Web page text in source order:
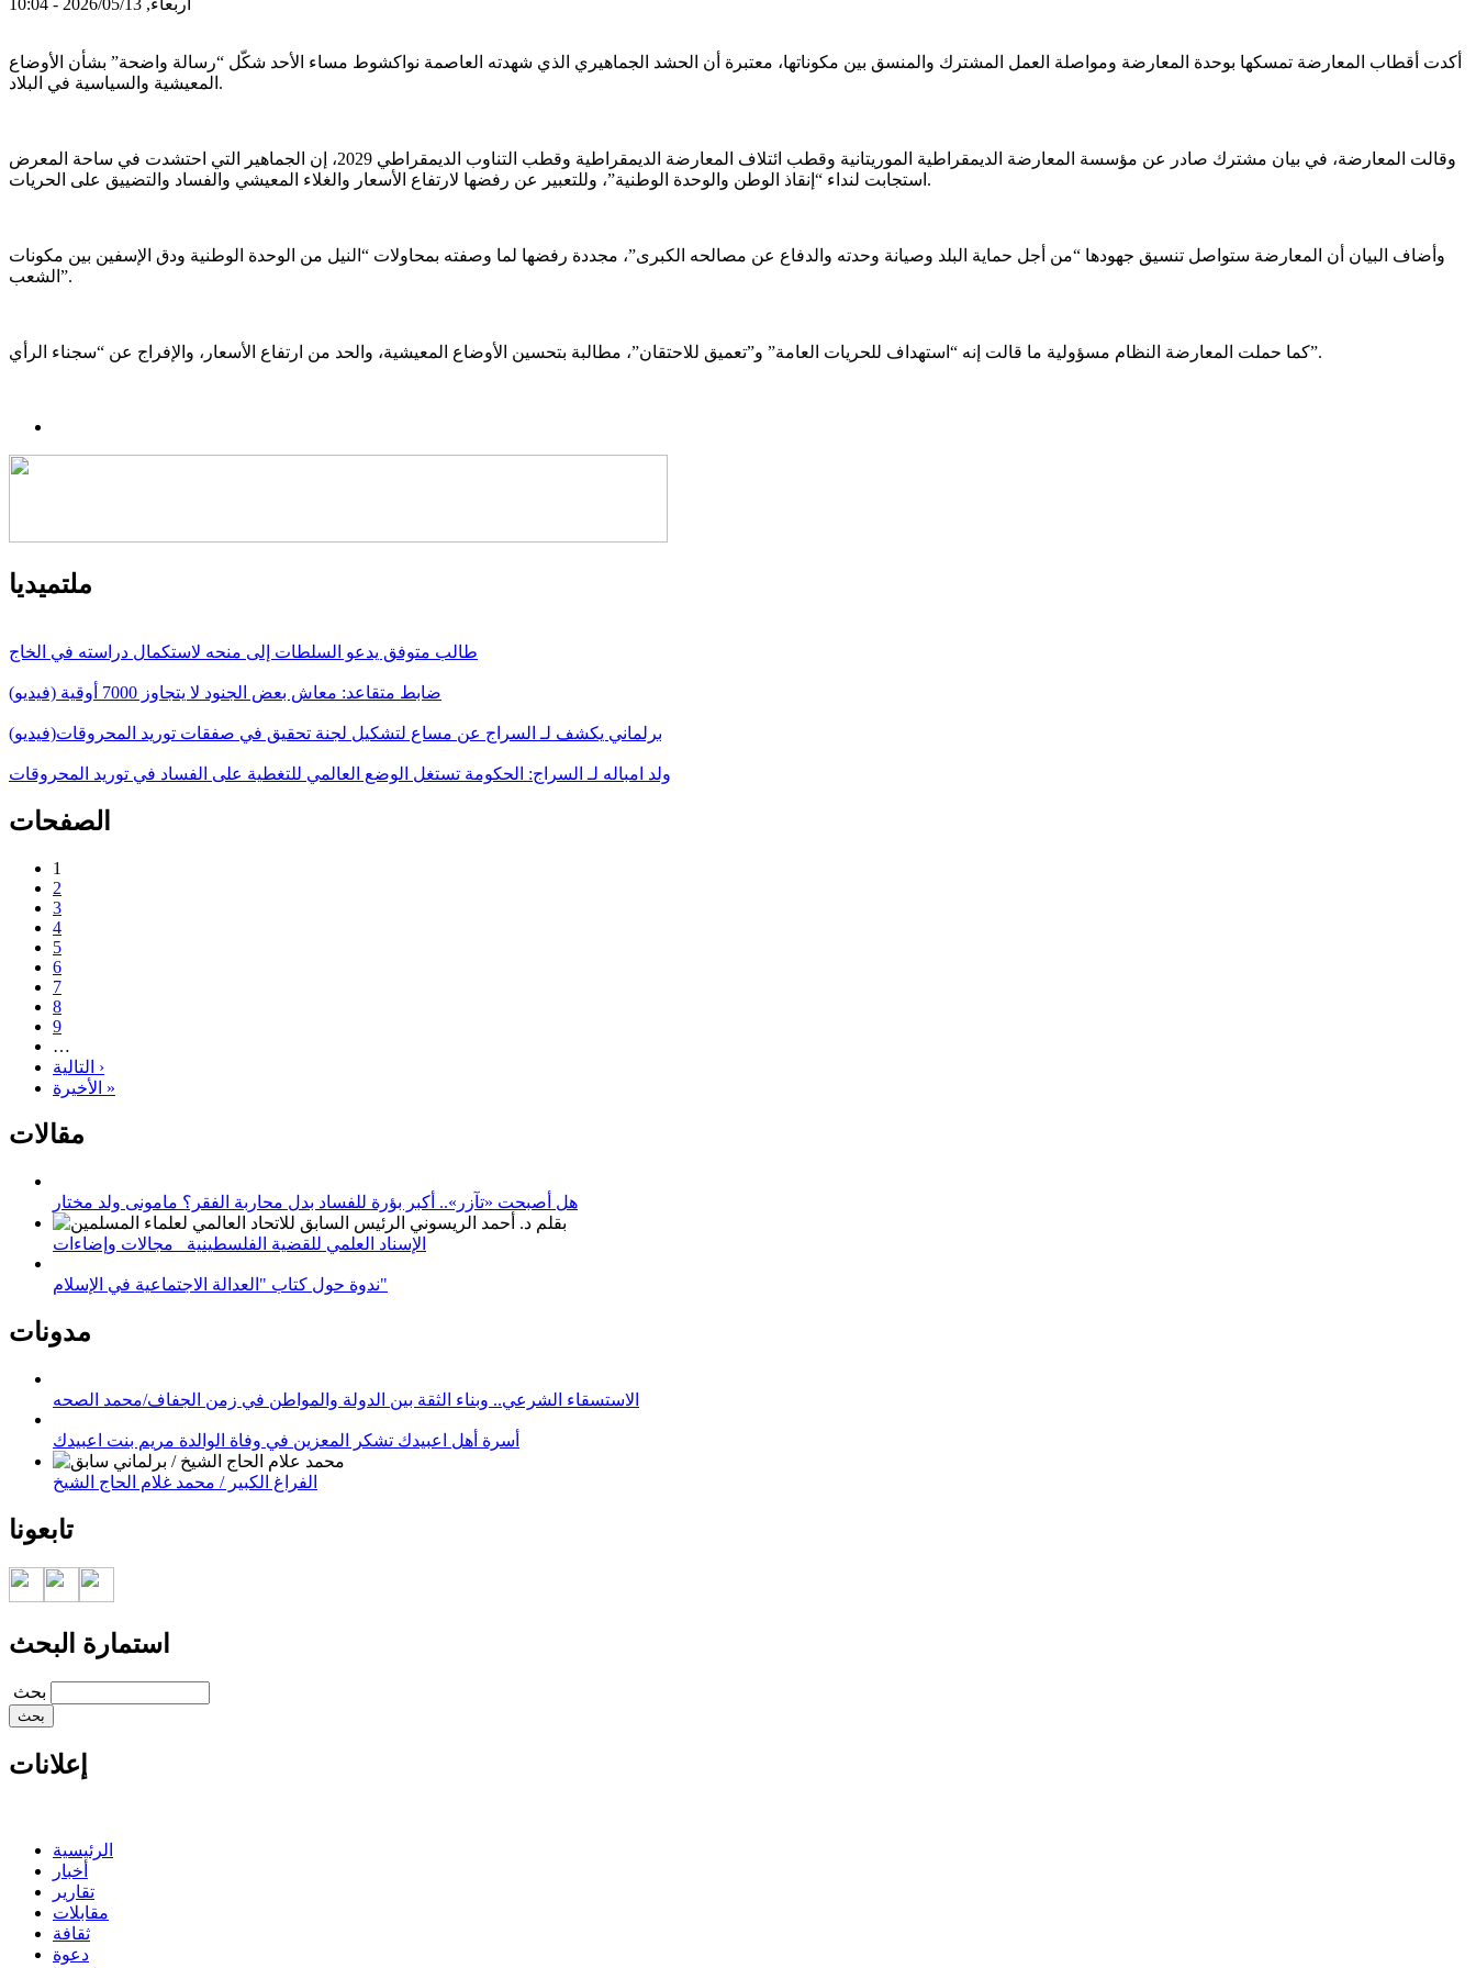
أكدت أقطاب المعارضة تمسكها بوحدة المعارضة ومواصلة العمل المشترك والمنسق بين مكوناتها، معتبرة أن الحشد الجماهيري الذي شهدته العاصمة نواكشوط مساء الأحد شكّل “رسالة واضحة” بشأن الأوضاع
المعيشية والسياسية في البلاد.
وقالت المعارضة، في بيان مشترك صادر عن مؤسسة المعارضة الديمقراطية الموريتانية وقطب ائتلاف المعارضة الديمقراطية وقطب التناوب الديمقراطي 2029، إن الجماهير التي احتشدت في ساحة المعرض
استجابت لنداء “إنقاذ الوطن والوحدة الوطنية”، وللتعبير عن رفضها لارتفاع الأسعار والغلاء المعيشي والفساد والتضييق على الحريات.
وأضاف البيان أن المعارضة ستواصل تنسيق جهودها “من أجل حماية البلد وصيانة وحدته والدفاع عن مصالحه الكبرى”، مجددة رفضها لما وصفته بمحاولات “النيل من الوحدة الوطنية ودق الإسفين بين مكونات
الشعب”.
كما حملت المعارضة النظام مسؤولية ما قالت إنه “استهداف للحريات العامة” و”تعميق للاحتقان”، مطالبة بتحسين الأوضاع المعيشية، والحد من ارتفاع الأسعار، والإفراج عن “سجناء الرأي”.
ملتميديا
طالب متوفق يدعو السلطات إلى منحه لاستكمال دراسته في الخاج
ضابط متقاعد: معاش بعض الجنود لا يتجاوز 7000 أوقية (فيديو)
برلماني يكشف لـ السراج عن مساع لتشكيل لجنة تحقيق في صفقات توريد المحروقات(فيديو)
ولد امباله لـ السراج: الحكومة تستغل الوضع العالمي للتغطية على الفساد في توريد المحروقات
الصفحات
1
2
3
4
5
6
7
8
9
…
التالية ›
الأخيرة »
مقالات
هل أصبحت «تآزر».. أكبر بؤرة للفساد بدل محاربة الفقر؟ مامونى ولد مختار
الإسناد العلمي للقضية الفلسطينية_ مجالات وإضاءات
ندوة حول كتاب "العدالة الاجتماعية في الإسلام"
مدونات
الاستسقاء الشرعي.. وبناء الثقة بين الدولة والمواطن في زمن الجفاف/محمد الصحه
أسرة أهل اعبيدك تشكر المعزين في وفاة الوالدة مريم بنت اعبيدك
الفراغ الكبير / محمد غلام الحاج الشيخ
تابعونا
استمارة البحث
‏بحث ‏
إعلانات
الرئيسية
أخبار
تقارير
مقابلات
ثقافة
دعوة